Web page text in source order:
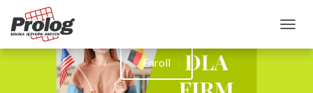
TOGGLE NAVIGATION
Enroll